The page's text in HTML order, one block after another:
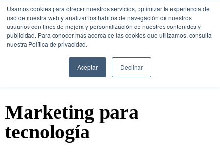
Usamos cookies para ofrecer nuestros servicios, optimizar la experiencia de
uso de nuestra web y analizar los hábitos de navegación de nuestros
usuarios con fines de mejora y personalización de nuestros contenidos y
publicidad. Para conocer más acerca de las cookies que utilizamos, consulta
nuestra Política de privacidad.
Aceptar Declinar
CONSULTORÍA GRATUITA
Marketing para
tecnología